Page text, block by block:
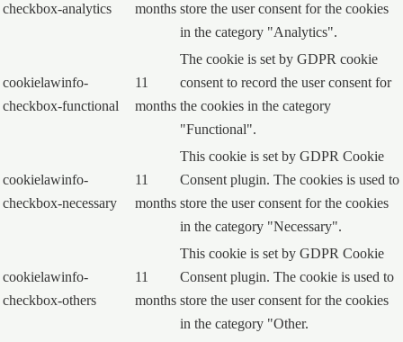
checkbox-analytics
months store the user consent for the cookies
in the category "Analytics".
cookielawinfo-
checkbox-functional
11
months
The cookie is set by GDPR cookie
consent to record the user consent for
the cookies in the category
"Functional".
cookielawinfo-
checkbox-necessary
11
months
This cookie is set by GDPR Cookie
Consent plugin. The cookies is used to
store the user consent for the cookies
in the category "Necessary".
cookielawinfo-
checkbox-others
11
months
This cookie is set by GDPR Cookie
Consent plugin. The cookie is used to
store the user consent for the cookies
in the category "Other.